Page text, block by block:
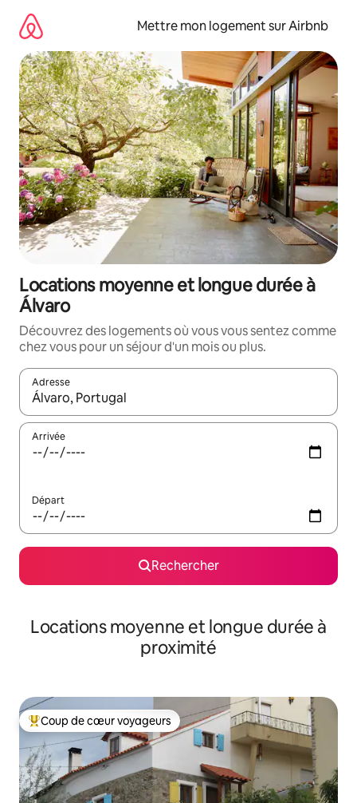
directement
contenu
Mettre mon logement sur Airbnb
Locations moyenne et longue durée à
Álvaro
Découvrez des logements où vous vous sentez comme
chez vous pour un séjour d'un mois ou plus.
Adresse
Lorsque les résultats s'affichent, utilisez les flèches vers le
Arrivée
Départ
Rechercher
Locations moyenne et longue durée à
proximité
Coups de cœur voyageurs les plus appréciés
Coup de cœur voyageurs